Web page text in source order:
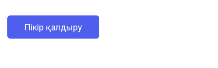
Пікір қалдыру